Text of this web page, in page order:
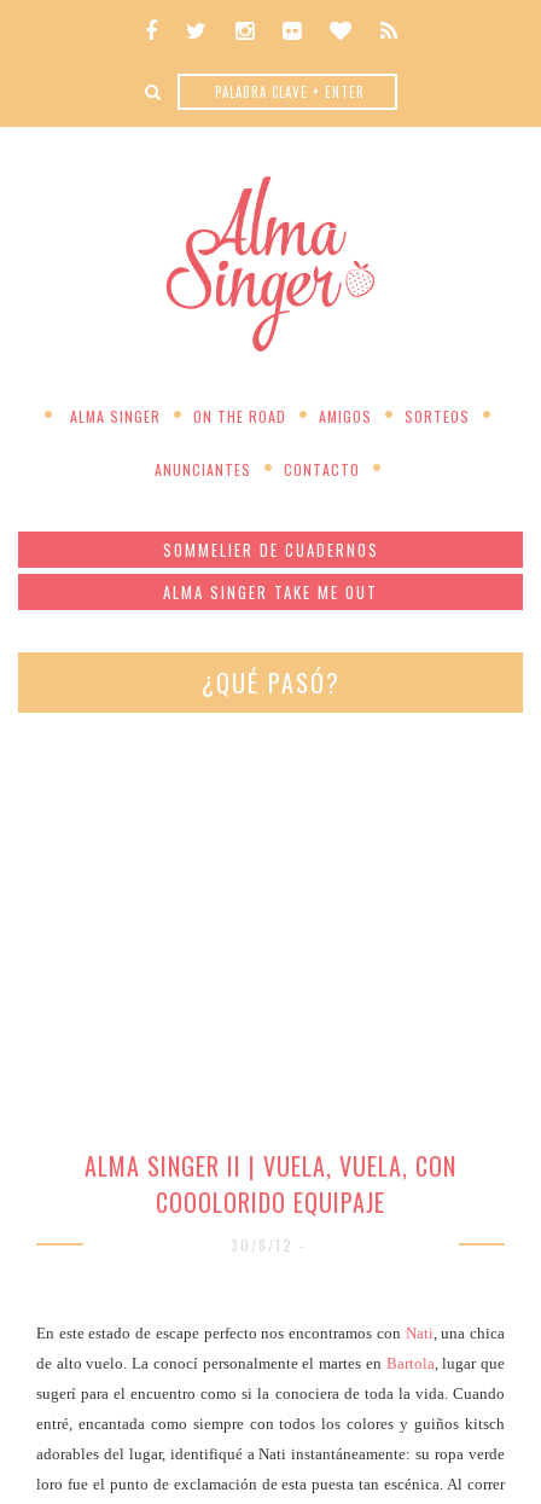
ALMA SINGER ON THE ROAD AMIGOS SORTEOS
ANUNCIANTES CONTACTO
SOMMELIER DE CUADERNOS
ALMA SINGER TAKE ME OUT
¿QUÉ PASÓ?
ALMA SINGER II | VUELA, VUELA, CON
COOOLORIDO EQUIPAJE
30/8/12 -
En este estado de escape perfecto nos encontramos con Nati, una chica
de alto vuelo. La conocí personalmente el martes en Bartola, lugar que
sugerí para el encuentro como si la conociera de toda la vida. Cuando
entré, encantada como siempre con todos los colores y guiños kitsch
adorables del lugar, identifiqué a Nati instantáneamente: su ropa verde
loro fue el punto de exclamación de esta puesta tan escénica. Al correr